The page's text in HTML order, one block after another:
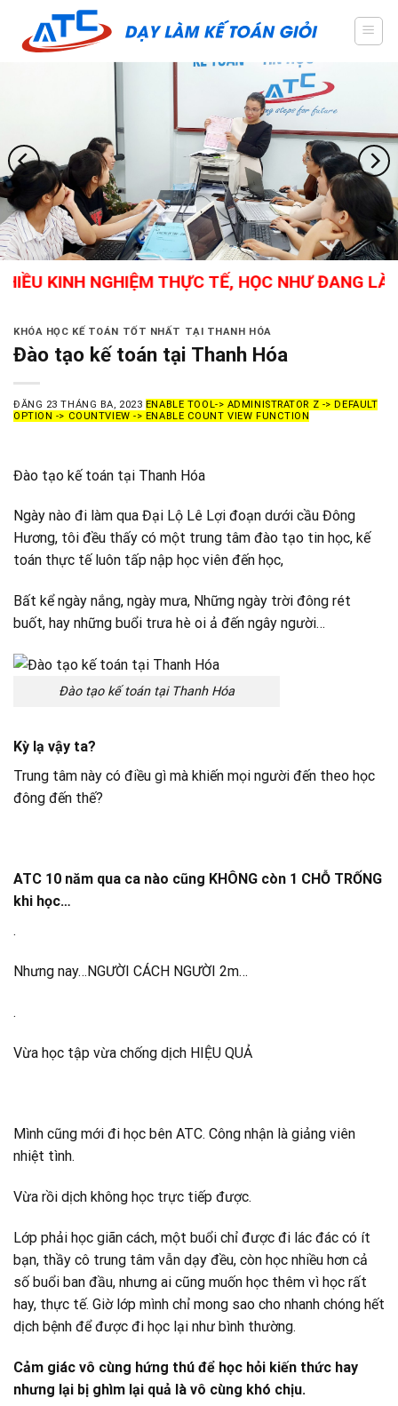
content
NGHIỆM THỰC TẾ, HỌC NHƯ ĐANG LÀM,
KHÓA HỌC KẾ TOÁN TỐT NHẤT TẠI THANH HÓA
Đào tạo kế toán tại Thanh Hóa
ĐĂNG 23 THÁNG BA, 2023 ENABLE TOOL-> ADMINISTRATOR Z -> DEFAULT
OPTION -> COUNTVIEW -> ENABLE COUNT VIEW FUNCTION
Đào tạo kế toán tại Thanh Hóa
Ngày nào đi làm qua Đại Lộ Lê Lợi đoạn dưới cầu Đông
Hương, tôi đều thấy có một trung tâm đào tạo tin học, kế
toán thực tế luôn tấp nập học viên đến học,
Bất kể ngày nắng, ngày mưa, Những ngày trời đông rét
buốt, hay những buổi trưa hè oi ả đến ngây người…
Đào tạo kế toán tại Thanh Hóa
Kỳ lạ vậy ta?
Trung tâm này có điều gì mà khiến mọi người đến theo học
đông đến thế?
ATC 10 năm qua ca nào cũng KHÔNG còn 1 CHỖ TRỐNG
khi học…
.
Nhưng nay…NGƯỜI CÁCH NGƯỜI 2m…
.
Vừa học tập vừa chống dịch HIỆU QUẢ
Mình cũng mới đi học bên ATC. Công nhận là giảng viên
nhiệt tình.
Vừa rồi dịch không học trực tiếp được.
Lớp phải học giãn cách, một buổi chỉ được đi lác đác có ít
bạn, thầy cô trung tâm vẫn dạy đều, còn học nhiều hơn cả
số buổi ban đầu, nhưng ai cũng muốn học thêm vì học rất
hay, thực tế. Giờ lớp mình chỉ mong sao cho nhanh chóng hết
dịch bệnh để được đi học lại như bình thường.
Cảm giác vô cùng hứng thú để học hỏi kiến thức hay
nhưng lại bị ghìm lại quả là vô cùng khó chịu.